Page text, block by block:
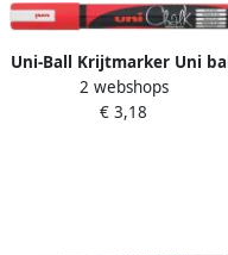
Uni-Ball Krijtmarker Uni ball
rood ronde punt van 1 8 2 5
mm
2 webshops
€ 3,18